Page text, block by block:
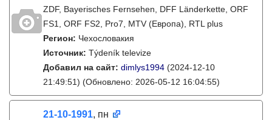
ZDF, Bayerisches Fernsehen, DFF Länderkette, ORF
FS1, ORF FS2, Pro7, MTV (Европа), RTL plus
Регион: Чехословакия
Источник: Týdeník televize
Добавил на сайт: dimlys1994 (2024-12-10
21:49:51) (Обновлено: 2026-05-12 16:04:55)
21-10-1991, пн